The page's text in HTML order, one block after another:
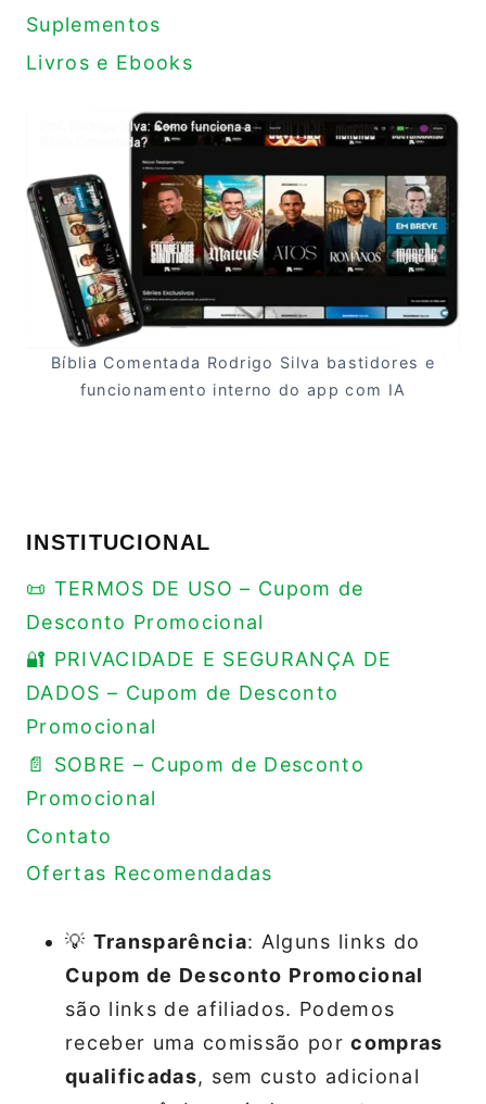
Suplementos
Livros e Ebooks
Bíblia Comentada Rodrigo Silva bastidores e
funcionamento interno do app com IA
INSTITUCIONAL
📜 TERMOS DE USO – Cupom de
Desconto Promocional
🔐 PRIVACIDADE E SEGURANÇA DE
DADOS – Cupom de Desconto
Promocional
📄 SOBRE – Cupom de Desconto
Promocional
Contato
Ofertas Recomendadas
💡 Transparência: Alguns links do
Cupom de Desconto Promocional
são links de afiliados. Podemos
receber uma comissão porcompras
qualificadas, sem custo adicional